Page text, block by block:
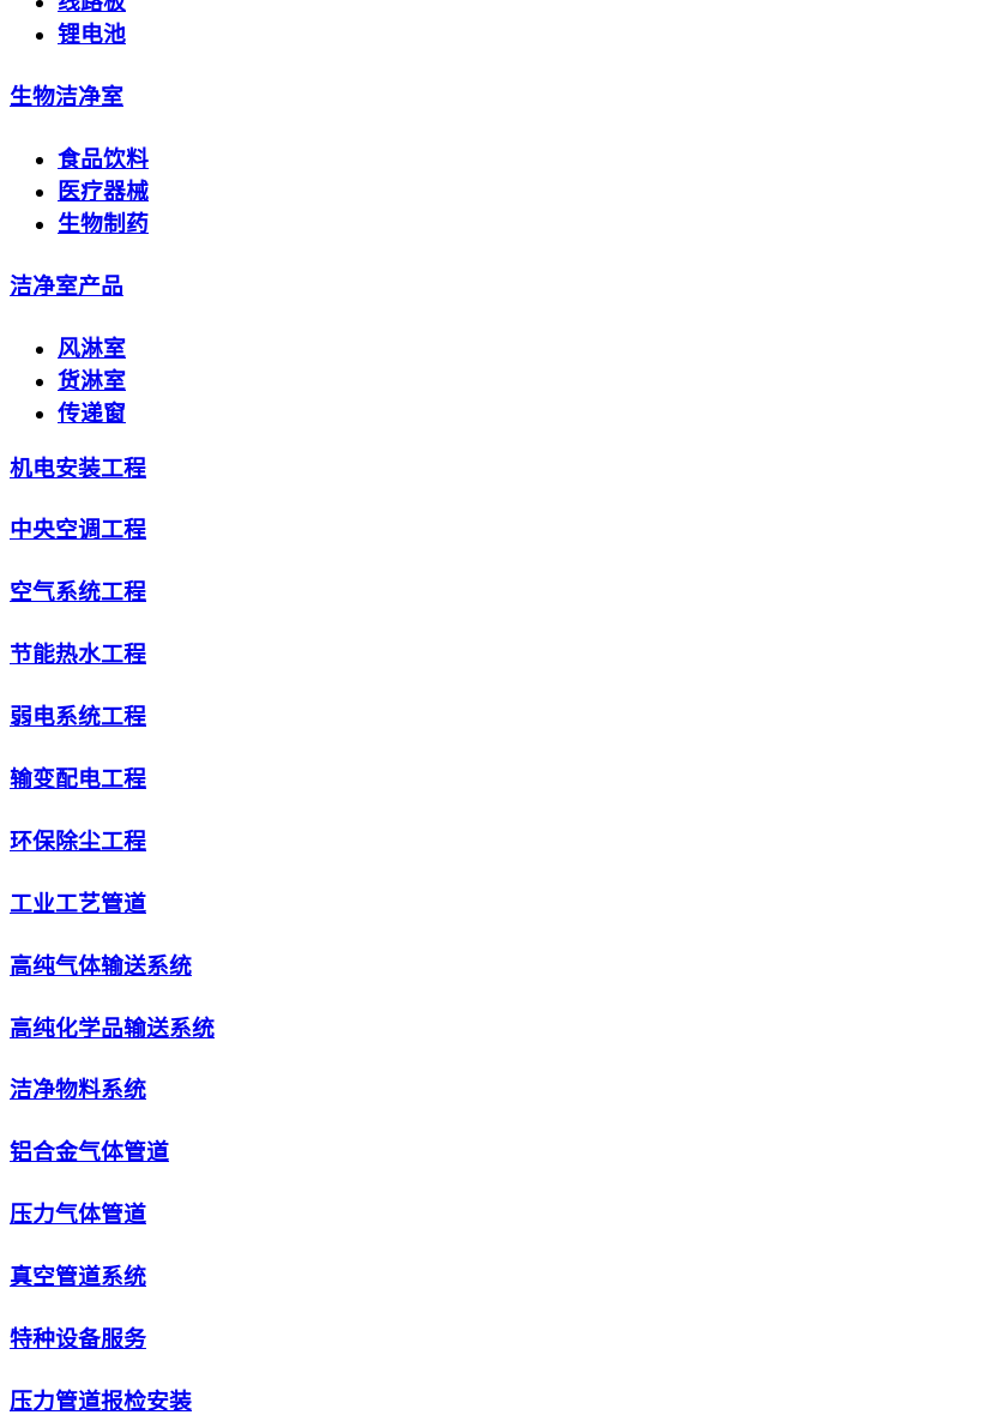
锂电池
生物洁净室
食品饮料
医疗器械
生物制药
洁净室产品
风淋室
货淋室
传递窗
机电安装工程
中央空调工程
空气系统工程
节能热水工程
弱电系统工程
输变配电工程
环保除尘工程
工业工艺管道
高纯气体输送系统
高纯化学品输送系统
洁净物料系统
铝合金气体管道
压力气体管道
真空管道系统
特种设备服务
压力管道报检安装